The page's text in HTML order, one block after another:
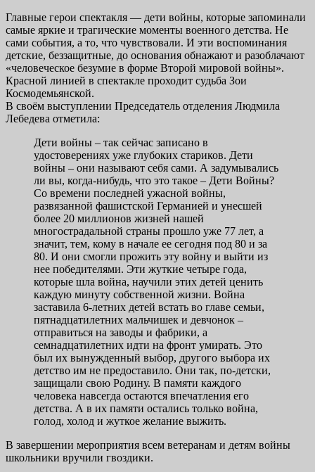
Главные герои спектакля — дети войны, которые запоминали
самые яркие и трагические моменты военного детства. Не
сами события, а то, что чувствовали. И эти воспоминания
детские, беззащитные, до основания обнажают и разоблачают
«человеческое безумие в форме Второй мировой войны».
Красной линией в спектакле проходит судьба Зои
Космодемьянской.
В своём выступлении Председатель отделения Людмила
Лебедева отметила:
Дети войны – так сейчас записано в
удостоверениях уже глубоких стариков. Дети
войны – они называют себя сами. А задумывались
ли вы, когда-нибудь, что это такое – Дети Войны?
Со времени последней ужасной войны,
развязанной фашистской Германией и унесшей
более 20 миллионов жизней нашей
многострадальной страны прошло уже 77 лет, а
значит, тем, кому в начале ее сегодня под 80 и за
80. И они смогли прожить эту войну и выйти из
нее победителями. Эти жуткие четыре года,
которые шла война, научили этих детей ценить
каждую минуту собственной жизни. Война
заставила 6-летних детей встать во главе семьи,
пятнадцатилетних мальчишек и девчонок –
отправиться на заводы и фабрики, а
семнадцатилетних идти на фронт умирать. Это
был их вынужденный выбор, другого выбора их
детство им не предоставило. Они так, по-детски,
защищали свою Родину. В памяти каждого
человека навсегда остаются впечатления его
детства. А в их памяти остались только война,
голод, холод и жуткое желание выжить.
В завершении мероприятия всем ветеранам и детям войны
школьники вручили гвоздики.